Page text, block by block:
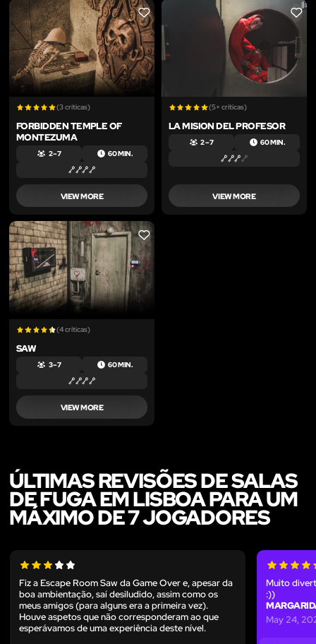
LIKE
(3 críticas)
FORBIDDEN TEMPLE OF
MONTEZUMA
2 – 7 60 MIN.
VIEW MORE
LIKE
(5+ críticas)
LA MISION DEL PROFESOR
2 – 7 60 MIN.
VIEW MORE
LIKE
(4 críticas)
SAW
3 – 7 60 MIN.
VIEW MORE
ÚLTIMAS REVISÕES DE SALAS
DE FUGA EM LISBOA PARA UM
MÁXIMO DE 7 JOGADORES
Fiz a Escape Room Saw da Game Over e, apesar da
boa ambientação, saí desiludido, assim como os
meus amigos (para alguns era a primeira vez).
Houve aspetos que não corresponderam ao que
esperávamos de uma experiência deste nível.
Muito
:))
May 24,